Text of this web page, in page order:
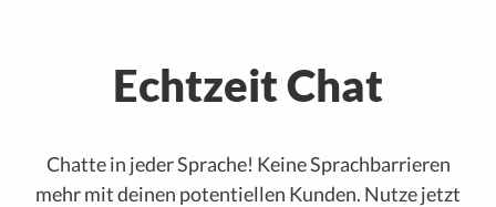
Echtzeit Chat
Chatte in jeder Sprache! Keine Sprachbarrieren
mehr mit deinen potentiellen Kunden. Nutze jetzt